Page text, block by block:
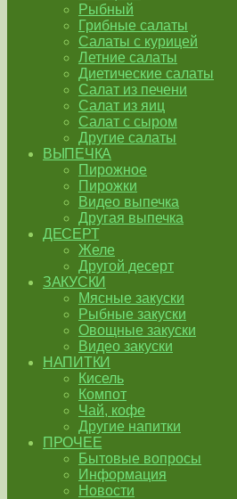
Рыбный
Грибные салаты
Салаты с курицей
Летние салаты
Диетические салаты
Салат из печени
Салат из яиц
Салат с сыром
Другие салаты
ВЫПЕЧКА
Пирожное
Пирожки
Видео выпечка
Другая выпечка
ДЕСЕРТ
Желе
Другой десерт
ЗАКУСКИ
Мясные закуски
Рыбные закуски
Овощные закуски
Видео закуски
НАПИТКИ
Кисель
Компот
Чай, кофе
Другие напитки
ПРОЧЕЕ
Бытовые вопросы
Информация
Новости